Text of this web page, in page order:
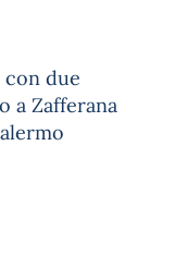
con due
a Zafferana